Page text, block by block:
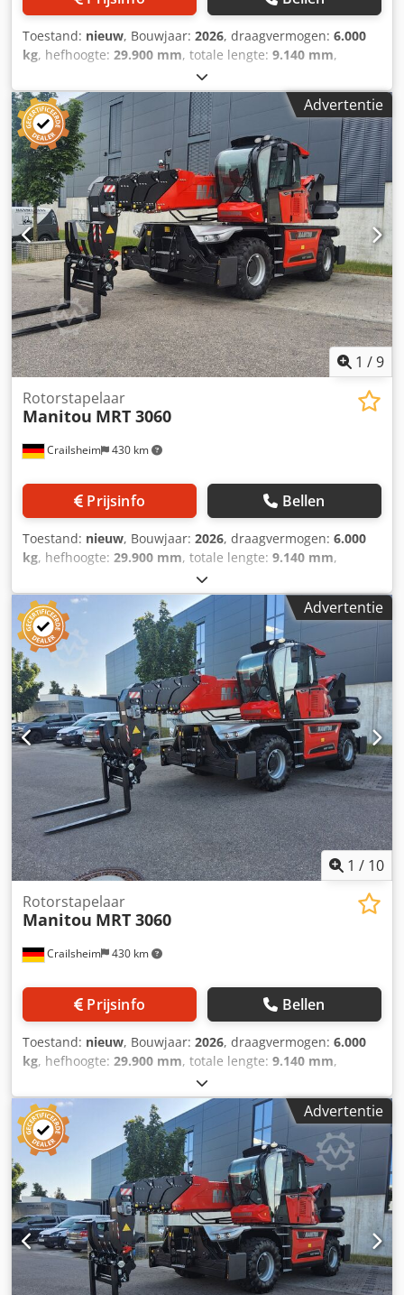
Toestand: nieuw, Bouwjaar: 2026, draagvermogen: 6.000
kg, hefhoogte: 29.900 mm, totale lengte: 9.140 mm,
Draaibare verreiker Manitou MRT 3060 Aandrijving: diesel
Dwedsztgguopfx Ahtea Bouwjaar: 2026 Hefhoogte (mm):
29.900 Hefvermogen (kg): 6.000
Advertentie
1 /9
Crailsheim 430 km
Rotorstapelaar
Manitou MRT 3060
Prijsinfo Bellen
Toestand: nieuw, Bouwjaar: 2026, draagvermogen: 6.000
kg, hefhoogte: 29.900 mm, totale lengte: 9.140 mm,
Draaibare verreiker Dwodpfeztgdgsx Ahtja Manitou MRT
3060 Aandrijving: diesel Bouwjaar: 2026 Hefhoogte (mm):
29.900 Hefvermogen (kg): 6.000
Advertentie
1 / 10
Crailsheim 430 km
Rotorstapelaar
Manitou MRT 3060
Prijsinfo Bellen
Toestand: nieuw, Bouwjaar: 2026, draagvermogen: 6.000
kg, hefhoogte: 29.900 mm, totale lengte: 9.140 mm,
Draaibare verreiker Manitou MRT 3060 Aandrijving: diesel
Bouwjaar: 2026 Djdeztgc Nepfx Ahtswa Hefhoogte (mm):
29.900 Hefvermogen (kg): 6.000
Advertentie